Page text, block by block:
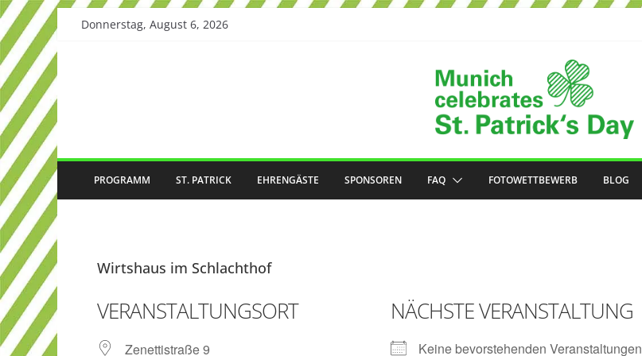
Donnerstag, August 6, 2026
PROGRAMM ST. PATRICK EHRENGÄSTE SPONSOREN FAQ FOTOWETTBEWERB BLOG
Wirtshaus im Schlachthof
VERANSTALTUNGSORT
Zenettistraße 9
NÄCHSTE VERANSTALTUNG
Keine bevorstehenden Veranstaltungen